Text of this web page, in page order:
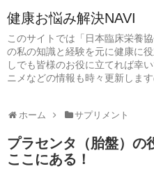
健康お悩み解決NAVI
このサイトでは「日本臨床栄養
の私の知識と経験を元に健康に
しでも皆様のお役に立てれば幸
ニメなどの情報も時々更新しま
ホーム サプリメント
プラセンタ（胎盤）の
ここにある！